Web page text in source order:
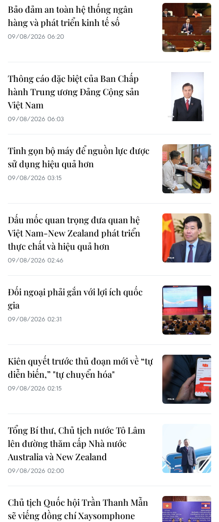
Bảo đảm an toàn hệ thống ngân
hàng và phát triển kinh tế số
09/08/2026 06:20
Thông cáo đặc biệt của Ban Chấp
hành Trung ương Đảng Cộng sản
Việt Nam
09/08/2026 06:03
Tinh gọn bộ máy để nguồn lực được
sử dụng hiệu quả hơn
09/08/2026 03:15
Dấu mốc quan trọng đưa quan hệ
Việt Nam-New Zealand phát triển
thực chất và hiệu quả hơn
09/08/2026 02:46
Đối ngoại phải gắn với lợi ích quốc
gia
09/08/2026 02:31
Kiên quyết trước thủ đoạn mới về “tự
diễn biến,” "tự chuyển hóa"
09/08/2026 02:15
Tổng Bí thư, Chủ tịch nước Tô Lâm
lên đường thăm cấp Nhà nước
Australia và New Zealand
09/08/2026 02:00
Chủ tịch Quốc hội Trần Thanh Mẫn
sẽ viếng đồng chí Xaysomphone